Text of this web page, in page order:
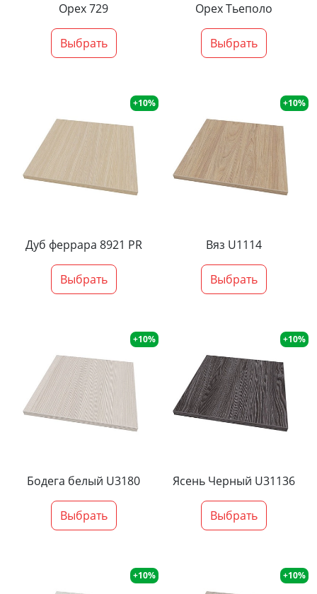
Орех 729
Выбрать
Орех Тьеполо
Выбрать
+10%
Дуб феррара 8921 PR
Выбрать
+10%
Вяз U1114
Выбрать
+10%
Бодега белый U3180
Выбрать
+10%
Ясень Черный U31136
Выбрать
+10% +10%